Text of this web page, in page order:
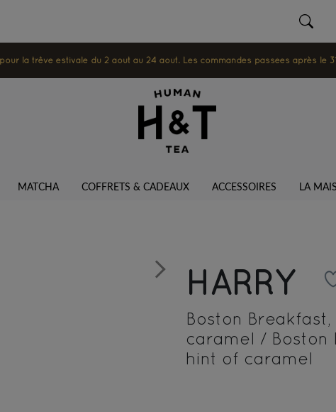
la trêve estivale du 2 août au 24 août. Les commandes passées après le
MATCHA COFFRETS & CADEAUX ACCESSOIRES LA
Next HARRY
Boston
caramel / Boston
hint of caramel